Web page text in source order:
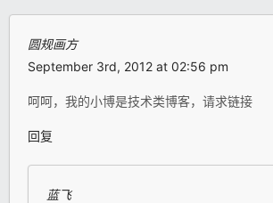
圆规画方
September 3rd, 2012 at 02:56 pm
呵呵，我的小博是技术类博客，请求链接
回复
蓝飞